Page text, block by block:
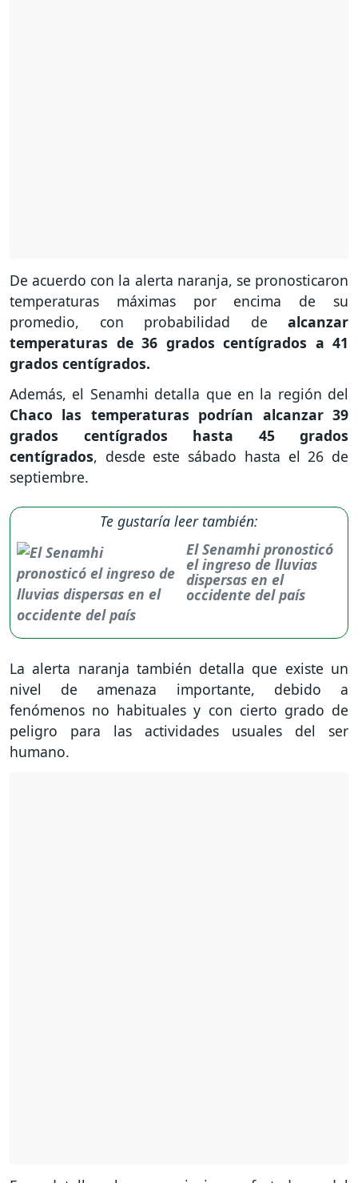
De acuerdo con la alerta naranja, se pronosticaron
temperaturas máximas por encima de su
promedio, con probabilidad de alcanzar
temperaturas de 36 grados centígrados a 41
grados centígrados.
Además, el Senamhi detalla que en la región del
Chaco las temperaturas podrían alcanzar 39
grados centígrados hasta 45 grados
centígrados, desde este sábado hasta el 26 de
septiembre.
Te gustaría leer también:
El Senamhi pronosticó
el ingreso de lluvias
dispersas en el
occidente del país
La alerta naranja también detalla que existe un
nivel de amenaza importante, debido a
fenómenos no habituales y con cierto grado de
peligro para las actividades usuales del ser
humano.